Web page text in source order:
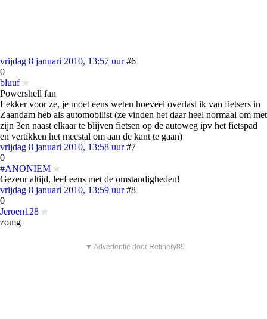
vrijdag 8 januari 2010, 13:57 uur #6
0
bluuf
Powershell fan
Lekker voor ze, je moet eens weten hoeveel overlast ik van fietsers in
Zaandam heb als automobilist (ze vinden het daar heel normaal om met
zijn 3en naast elkaar te blijven fietsen op de autoweg ipv het fietspad
en vertikken het meestal om aan de kant te gaan)
vrijdag 8 januari 2010, 13:58 uur #7
0
#ANONIEM
Gezeur altijd, leef eens met de omstandigheden!
vrijdag 8 januari 2010, 13:59 uur #8
0
Jeroen128
zomg
▼ Advertentie door Refinery89